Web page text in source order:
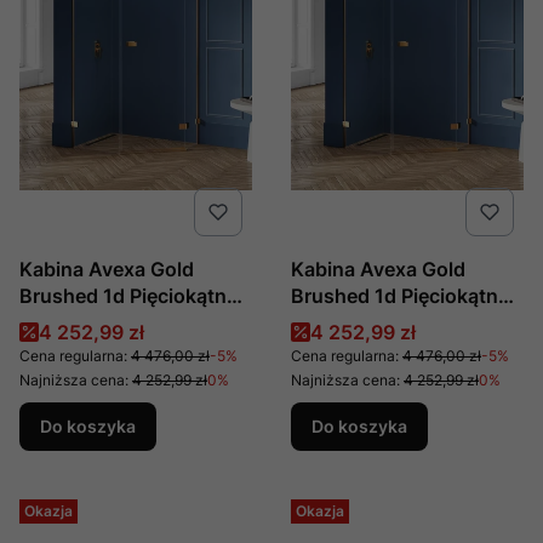
Kabina Avexa Gold
Brushed 1d Pięciokątna
Asymetryczna L
100x80x200 Czyste
6mm Active Shield 2.0
Drzwi Lewe, Producent:
New Trendy, Numer Kat:
Exk-3859
Cena promocyjna
4 252,99 zł
Cena regularna: 4 476,00 zł-5%
Najniższa cena: 4 252,99 zł0%
Do koszyka
Kabina Avexa Gold
Brushed 1d Pięciokątna
Asymetryczna L
100x80x200 Czyste
6mm Active Shield 2.0
Drzwi Prawe, Producent:
New Trendy, Numer Kat:
Exk-3858
Cena promocyjna
4 252,99 zł
Cena regularna: 4 476,00 zł-5%
Najniższa cena: 4 252,99 zł0%
Do koszyka
Okazja Okazja